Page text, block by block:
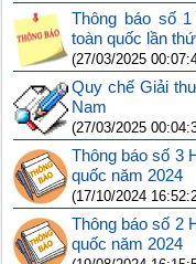
Thông báo số
toàn quốc lần
(27/03/2025
Quy chế Giải
Nam
(27/03/2025
Thông báo số 3
quốc năm 2024
(17/10/2024
Thông báo số 2
quốc năm 2024